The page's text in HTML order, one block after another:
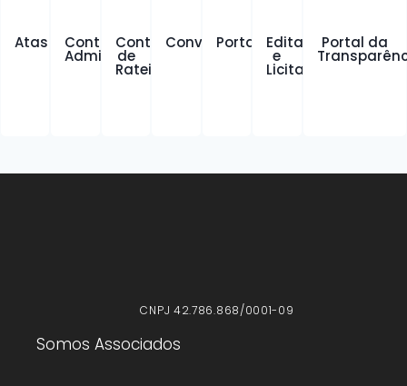
Atas Contratos
Administrativos
Contratos
de
Rateio
ConvêniosPortariasEditais
e
Licitações
Portal da
CNPJ 42.786.868/0001-09
Somos Associados